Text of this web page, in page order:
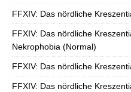
FFXIV: Das nördliche
FFXIV: Das nördliche
Nekrophobia (Normal)
FFXIV: Das nördliche
FFXIV: Das nördliche